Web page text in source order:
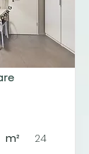
m² 24